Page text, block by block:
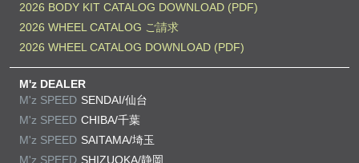
2026 BODY KIT CATALOG DOWNLOAD (PDF)
2026 WHEEL CATALOG ご請求
2026 WHEEL CATALOG DOWNLOAD (PDF)
M'z DEALER
M'z SPEED SENDAI/仙台
M'z SPEED CHIBA/千葉
M'z SPEED SAITAMA/埼玉
M'z SPEED SHIZUOKA/静岡